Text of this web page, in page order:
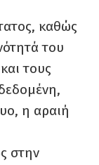
καθώς
του
τους
η αραιή
στην